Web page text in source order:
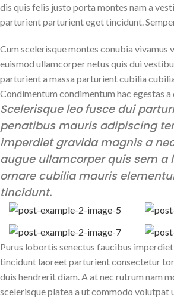
dis quis felis justo porta montes nam a
parturient parturient eget tincidunt.
Cum scelerisque montes conubia
euismod ullamcorper netus quis dui
parturient a massa parturient cubilia
Condimentum condimentum hac egestas
Scelerisque leo fusce dui
penatibus mauris adipiscing
imperdiet gravida magnis a
augue ullamcorper quis sem a
ornare cubilia mauris
tincidunt.
Purus lobortis senectus faucibus
tincidunt laoreet parturient consectetur
duis hendrerit diam. A at nec rutrum nam
scelerisque platea a ut commodo volutpat